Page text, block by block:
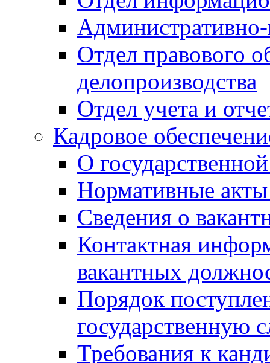
Отдел правового
делопроизводства
Отдел учета и
Кадровое
О
Нормативные акты
Сведения о
Контактная
вакантных
Порядок
государственную
Требования к